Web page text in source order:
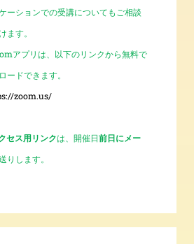
ーションでの受講についてもご相談
ます。
アプリは、以下のリンクから無料で
ードできます。
zoom.us/
セス用リンクは、開催日前日にメー
りします。